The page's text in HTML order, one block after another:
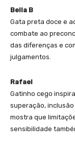
Bella B
Gata preta doce e
combate ao
das diferenças e
julgamentos.
Rafael
Gatinho cego
superação,
mostra que
sensibilidade